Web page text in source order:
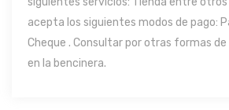
acepta los siguientes modos de pago:
Cheque . Consultar por otras formas de
en la bencinera.